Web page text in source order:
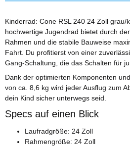
Kinderrad: Cone RSL 240 24 Zoll grau/
hochwertige Jugendrad bietet durch
Rahmen und die stabile Bauweise
Fahrt. Du profitierst von einer
Gang-Schaltung, die das Schalten für
Dank der optimierten Komponenten
von ca. 8,6 kg wird jeder Ausflug zum
dein Kind sicher unterwegs seid.
Specs auf einen Blick
Laufradgröße: 24 Zoll
Rahmengröße: 24 Zoll